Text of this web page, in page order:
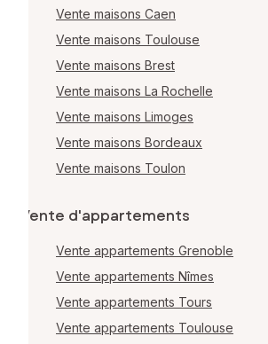
Vente maisons Caen
Vente maisons Toulouse
Vente maisons Brest
Vente maisons La Rochelle
Vente maisons Limoges
Vente maisons Bordeaux
Vente maisons Toulon
Vente d'appartements
Vente appartements Grenoble
Vente appartements Nîmes
Vente appartements Tours
Vente appartements Toulouse